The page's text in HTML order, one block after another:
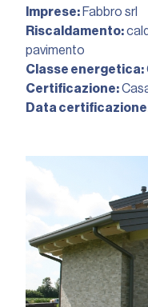
Imprese: Fabbro srl
Riscaldamento:
pavimento
Classe energetica:
Certificazione:
Data